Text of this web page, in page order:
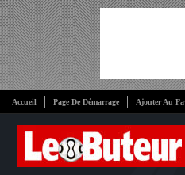
Accueil Page De Démarrage Ajouter Au